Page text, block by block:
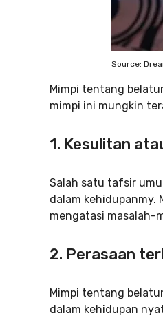
Source:
Mimpi tentang
mimpi ini mungkin
1. Kesulitan
Salah satu tafsir
dalam kehidupanmy.
mengatasi masalah-
2. Perasaan
Mimpi tentang
dalam kehidupan